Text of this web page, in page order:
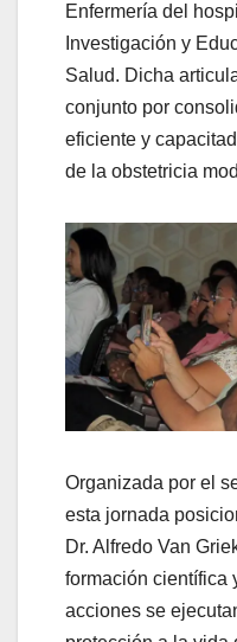
Enfermería del
Investigación y
Salud. Dicha
conjunto por
eficiente y
de la obstetricia
Organizada por el
esta jornada
Dr. Alfredo Van
formación científica
acciones se